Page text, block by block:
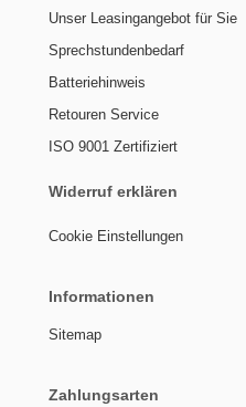
Unser Leasingangebot für Sie
Sprechstundenbedarf
Batteriehinweis
Retouren Service
ISO 9001 Zertifiziert
Widerruf erklären
Cookie Einstellungen
Informationen
Sitemap
Zahlungsarten